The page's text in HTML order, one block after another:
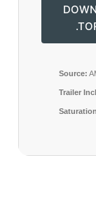
Source:
Trailer